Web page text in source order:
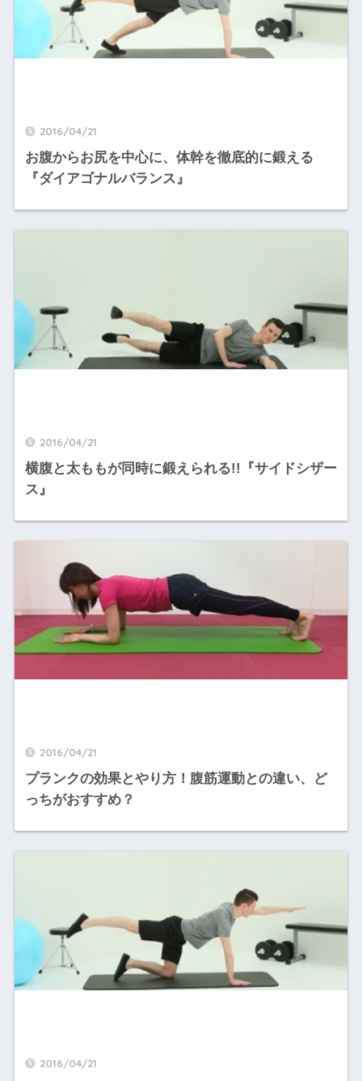
2016/04/21
お腹からお尻を中心に、体幹を徹底的に鍛える
『ダイアゴナルバランス』
2016/04/21
横腹と太ももが同時に鍛えられる!!『サイドシザー
ス』
2016/04/21
プランクの効果とやり方！腹筋運動との違い、ど
っちがおすすめ？
2016/04/21